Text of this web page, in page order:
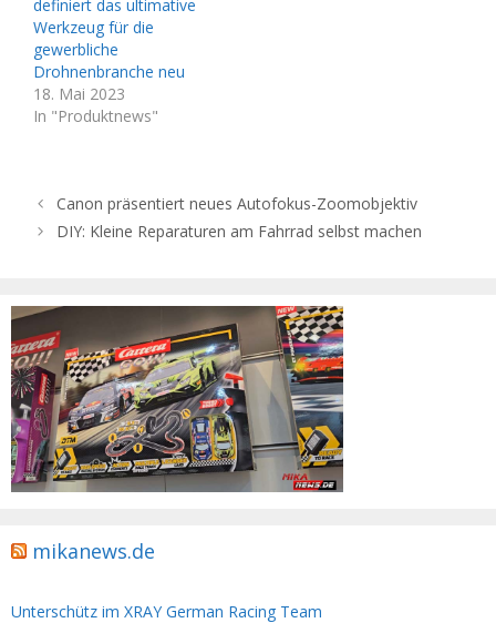
definiert das ultimative
Werkzeug für die
gewerbliche
Drohnenbranche neu
18. Mai 2023
In "Produktnews"
Canon präsentiert neues Autofokus-Zoomobjektiv
DIY: Kleine Reparaturen am Fahrrad selbst machen
mikanews.de
Unterschütz im XRAY German Racing Team